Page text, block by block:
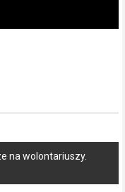
na wolontariuszy.